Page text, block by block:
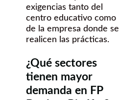
exigencias tanto del
centro educativo como
de la empresa donde se
realicen las prácticas.
¿Qué sectores
tienen mayor
demanda en FP